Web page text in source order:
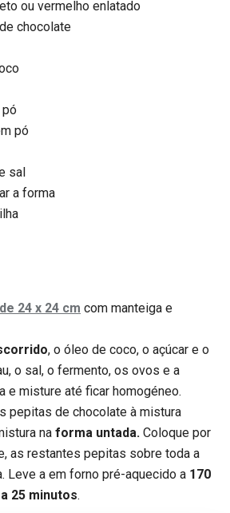
ou vermelho enlatado
chocolate
pó
pó
sal
a forma
24 x 24 cm com manteiga e
, o óleo de coco, o açúcar e o
o sal, o fermento, os ovos e a
e misture até ficar homogéneo.
pepitas de chocolate à mistura
na forma untada. Coloque por
as restantes pepitas sobre toda a
Leve a em forno pré-aquecido a 170
25 minutos.